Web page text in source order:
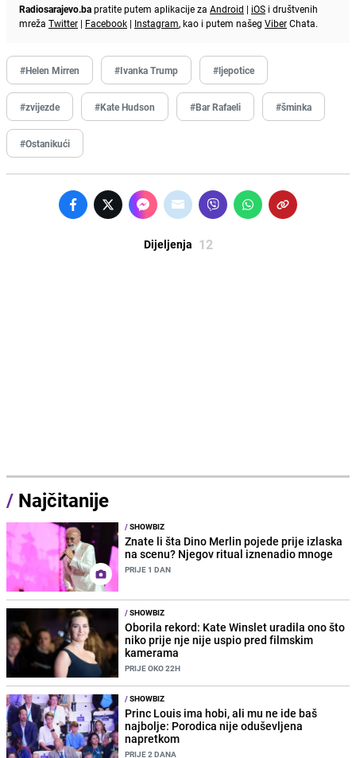
Radiosarajevo.bapratite putem aplikacije za Android | iOS i društvenih
mreža Twitter | Facebook | Instagram, kao i putem našeg ViberChata.
#Helen Mirren #Ivanka Trump #ljepotice
#zvijezde #Kate Hudson #Bar Rafaeli #šminka
#Ostanikući
Dijeljenja 12
/ Najčitanije
/SHOWBIZ
Znate li šta Dino Merlin pojede prije izlaska
na scenu? Njegov ritual iznenadio mnoge
PRIJE 1 DAN
/SHOWBIZ
Oborila rekord: Kate Winslet uradila ono što
niko prije nje nije uspio pred filmskim
kamerama
PRIJE OKO 22H
/SHOWBIZ
Princ Louis ima hobi, ali mu ne ide baš
najbolje: Porodica nije oduševljena
napretkom
PRIJE 2 DANA